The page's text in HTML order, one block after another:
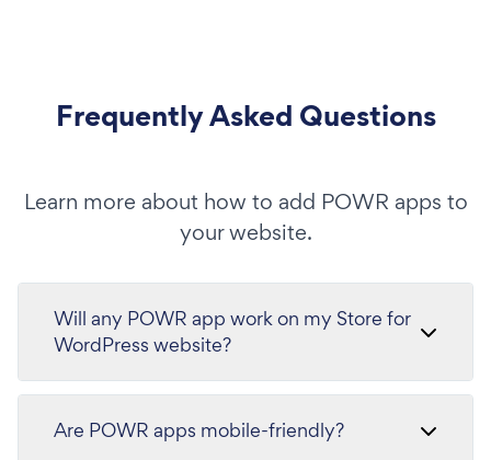
Frequently Asked Questions
Learn more about how to add POWR apps to
your website.
Will any POWR app work on my Store for
WordPress website?
Are POWR apps mobile-friendly?